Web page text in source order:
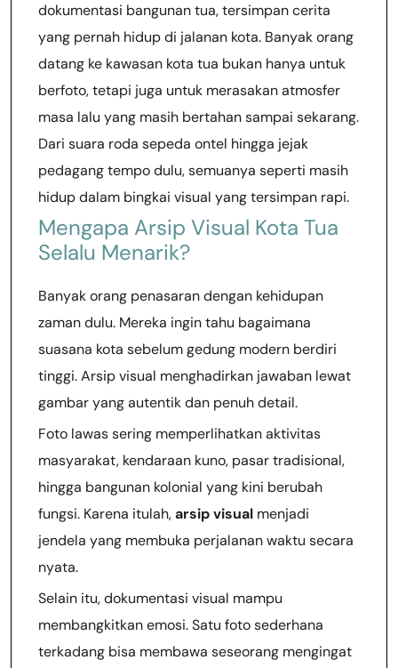
dokumentasi bangunan tua, tersimpan cerita
yang pernah hidup di jalanan kota. Banyak orang
datang ke kawasan kota tua bukan hanya untuk
berfoto, tetapi juga untuk merasakan atmosfer
masa lalu yang masih bertahan sampai sekarang.
Dari suara roda sepeda ontel hingga jejak
pedagang tempo dulu, semuanya seperti masih
hidup dalam bingkai visual yang tersimpan rapi.
Mengapa Arsip Visual Kota Tua
Selalu Menarik?
Banyak orang penasaran dengan kehidupan
zaman dulu. Mereka ingin tahu bagaimana
suasana kota sebelum gedung modern berdiri
tinggi. Arsip visual menghadirkan jawaban lewat
gambar yang autentik dan penuh detail.
Foto lawas sering memperlihatkan aktivitas
masyarakat, kendaraan kuno, pasar tradisional,
hingga bangunan kolonial yang kini berubah
fungsi. Karena itulah,arsip visual menjadi
jendela yang membuka perjalanan waktu secara
nyata.
Selain itu, dokumentasi visual mampu
membangkitkan emosi. Satu foto sederhana
terkadang bisa membawa seseorang mengingat